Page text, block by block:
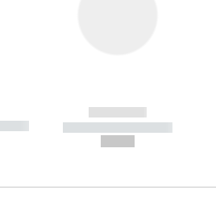
------------
----------- -----------